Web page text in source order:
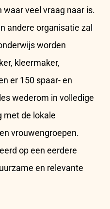
veel vraag naar is.
andere organisatie zal
worden
kleermaker,
er 150 spaar- en
wederom in volledige
met de lokale
vrouwengroepen.
op een eerdere
en relevante